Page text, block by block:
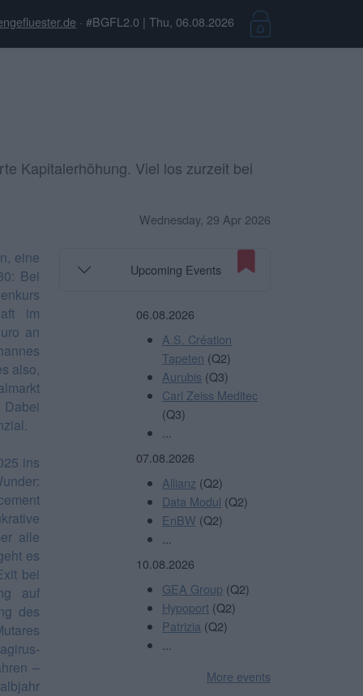
· #BGFL2.0 | Thu, 06.08.2026
Kapitalerhöhung. Viel los zurzeit bei
Wednesday, 29 Apr 2026
eine
Bei
im
an
also,
ins
alle
es
bei
auf
des
–
Upcoming Events
06.08.2026
A.S. Création
Tapeten (Q2)
Aurubis (Q3)
Carl Zeiss Meditec
(Q3)
07.08.2026
Allianz (Q2)
Data Modul (Q2)
EnBW (Q2)
10.08.2026
GEA Group (Q2)
Hypoport (Q2)
Patrizia (Q2)
More events